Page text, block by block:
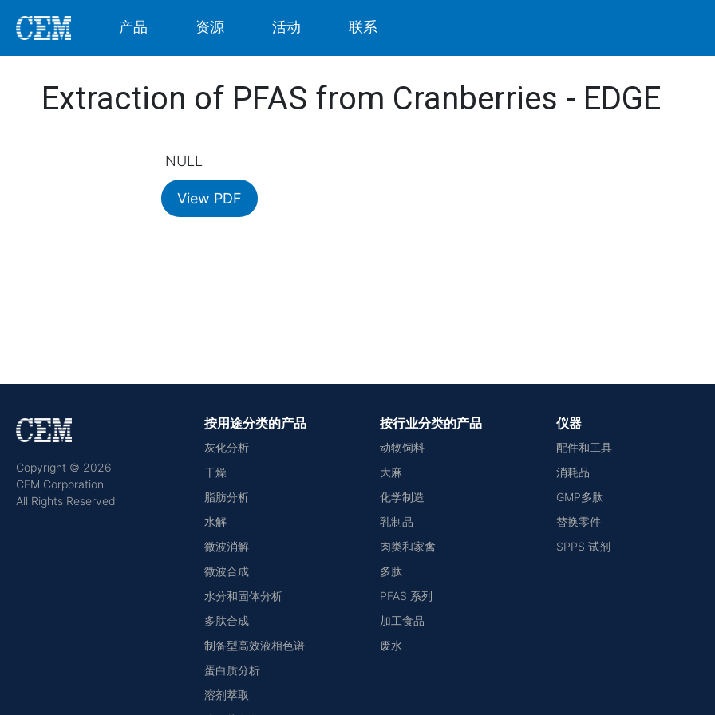
产品 资源 活动 联系
Extraction of PFAS from Cranberries - EDGE
NULL
View PDF
Copyright © 2026
CEM Corporation
All Rights Reserved
按用途分类的产品
灰化分析
干燥
脂肪分析
水解
微波消解
微波合成
水分和固体分析
多肽合成
制备型高效液相色谱
蛋白质分析
溶剂萃取
按行业分类的产品
动物饲料
大麻
化学制造
乳制品
肉类和家禽
多肽
PFAS 系列
加工食品
废水
仪器
配件和工具
消耗品
GMP多肽
替换零件
SPPS 试剂